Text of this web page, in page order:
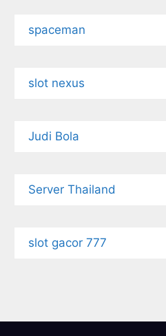
spaceman
slot nexus
Judi Bola
Server Thailand
slot gacor 777